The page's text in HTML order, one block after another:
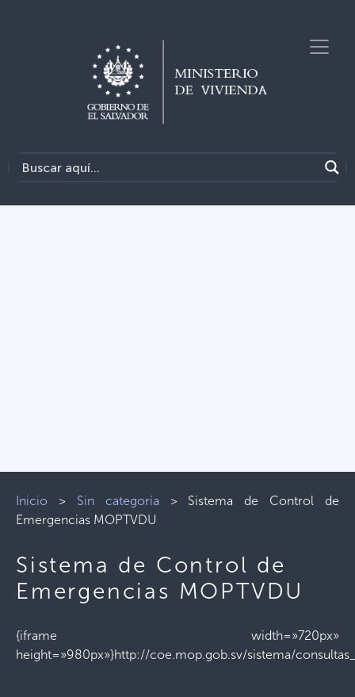
Inicio > Sin categoría > Sistema de Control de
Emergencias MOPTVDU
Sistema de Control de
Emergencias MOPTVDU
{iframe width=»720px»
height=»980px»}http://coe.mop.gob.sv/sistema/